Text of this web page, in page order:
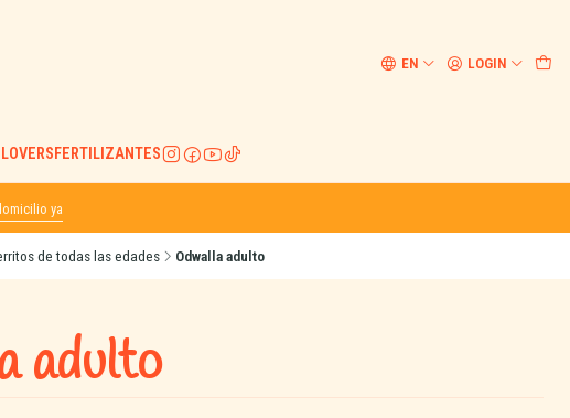
EN LOGIN
FERTILIZANTES
ya
de todas las edades Odwalla adulto
adulto